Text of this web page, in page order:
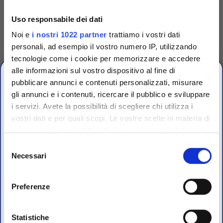
Uso responsabile dei dati
Noi e i nostri 1022 partner trattiamo i vostri dati
personali, ad esempio il vostro numero IP, utilizzando
tecnologie come i cookie per memorizzare e accedere
alle informazioni sul vostro dispositivo al fine di
pubblicare annunci e contenuti personalizzati, misurare
gli annunci e i contenuti, ricercare il pubblico e sviluppare
i servizi. Avete la possibilità di scegliere chi utilizza i
vostri dati e per quali scopi. Le vostre scelte in materia di
modificare o revocare il proprio consenso in qualsiasi
momento dalla Dichiarazione sui cookie o facendo clic
raccogliere informazioni sulla tua posizione
delNecessari
Preferenze
Statistiche
Anse per inoculazione da 5 μl,
colore rosso. In bustine da 20
Accedi Per visualizzare
prezzi e schede tecniche
colore rosso. Conf. singola
Accedi Per visualizzare
prezzi e schede tecniche
OFFERTE PROMO
Scopri le migliori offerte del momento su molti dei